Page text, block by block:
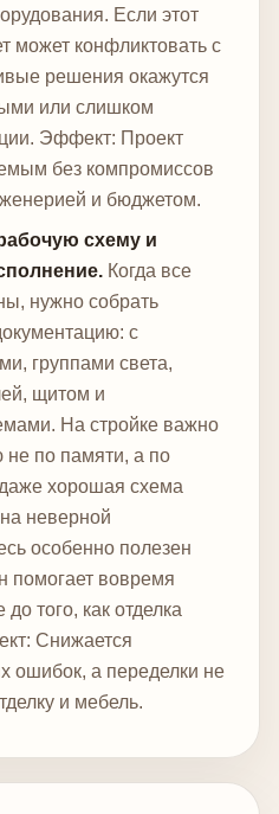
Если этот
может конфликтовать с
решения окажутся
или слишком
Эффект: Проект
без компромиссов
и бюджетом.
схему и
Когда все
нужно собрать
с
группами света,
щитом и
На стройке важно
не по памяти, а по
даже хорошая схема
неверной
особенно полезен
помогает вовремя
того, как отделка
Снижается
ошибок, а переделки не
и мебель.